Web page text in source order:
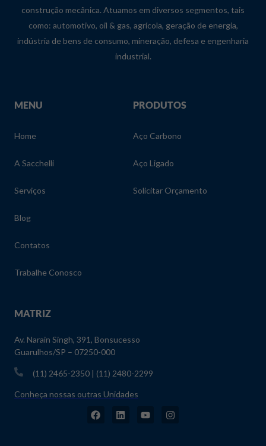
construção mecânica. Atuamos em diversos segmentos, tais
como: automotivo, oil & gas, agrícola, geração de energia,
indústria de bens de consumo, mineração, defesa e engenharia
industrial.
MENU
Home
A Sacchelli
Serviços
Blog
Contatos
Trabalhe Conosco
PRODUTOS
Aço Carbono
Aço Ligado
Solicitar Orçamento
MATRIZ
Av. Narain Singh, 391, Bonsucesso
Guarulhos/SP – 07250-000
(11) 2465-2350 | (11) 2480-2299
Conheça nossas outras Unidades